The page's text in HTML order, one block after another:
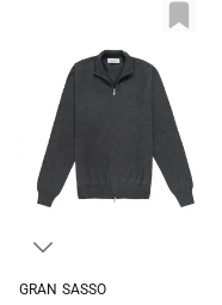
GRAN SASSO